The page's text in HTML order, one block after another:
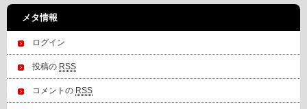
メタ情報
ログイン
投稿の RSS
コメントの RSS